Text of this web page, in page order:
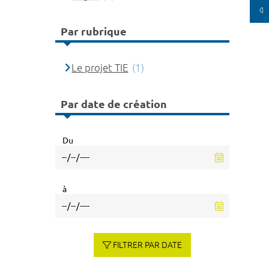
Par rubrique
Le projet TIE (1)
Par date de création
Du
à
FILTRER PAR DATE